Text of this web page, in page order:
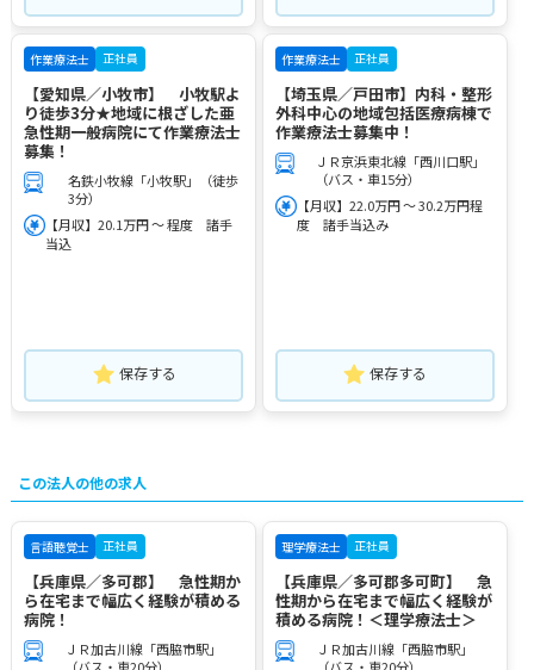
作業療法士 正社員
【愛知県／小牧市】 小牧駅よ
り徒歩3分★地域に根ざした亜
急性期一般病院にて作業療法士
募集！
名鉄小牧線「小牧駅」（徒歩
3分）
【月収】20.1万円 ～ 程度 諸手
当込
保存する
作業療法士 正社員
【埼玉県／戸田市】内科・整形
外科中心の地域包括医療病棟で
作業療法士募集中！
ＪＲ京浜東北線「西川口駅」
（バス・車15分）
【月収】22.0万円 ～ 30.2万円程
度 諸手当込み
保存する
この法人の他の求人
言語聴覚士 正社員
【兵庫県／多可郡】 急性期か
ら在宅まで幅広く経験が積める
病院！
ＪＲ加古川線「西脇市駅」
理学療法士 正社員
【兵庫県／多可郡多可町】 急
性期から在宅まで幅広く経験が
積める病院！＜理学療法士＞
ＪＲ加古川線「西脇市駅」